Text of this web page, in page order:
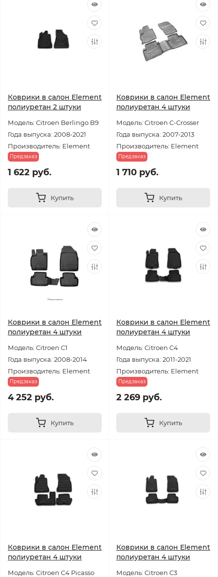
Коврики в салон Element
полиуретан 2 штуки
Модель: Citroen Berlingo B9
Года выпуска: 2008-2021
Производитель: Element
Предзаказ
1 622 руб.
Купить
Коврики в салон Element
полиуретан 4 штуки
Модель: Citroen C-Crosser
Года выпуска: 2007-2013
Производитель: Element
Предзаказ
1 710 руб.
Купить
Коврики в салон Element
полиуретан 4 штуки
Модель: Citroen C1
Года выпуска: 2008-2014
Производитель: Element
Предзаказ
4 252 руб.
Купить
Коврики в салон Element
полиуретан 4 штуки
Модель: Citroen C4
Года выпуска: 2011-2021
Производитель: Element
Предзаказ
2 269 руб.
Купить
Коврики в салон Element
полиуретан 4 штуки
Модель: Citroen C4 Picasso
Коврики в салон Element
полиуретан 4 штуки
Модель: Citroen C3